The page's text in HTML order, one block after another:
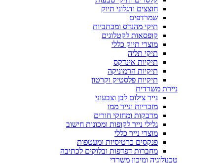
חוצצים ודגלוני תיוק
שמרדפים
תיקי מהנדס ומכתביות
קופסאות לקטלוגים
מוצרי תיוק כללי
תיקי תליה
תיקיות אינדקס
תיקיות הרמוניקה
תיקיות פלסטיק וקרטון
ניירת משרדית
נייר צילום לבן וצבעוני
מזכריות ונייר ממו
מדבקות ומחזקי חורים
גלילי נייר לקופות ומכונות חישוב
מוצרי נייר כללי
פנקסים כרטיסיות ומעטפות
מחברות דפדפות ובלוקים לכתיבה
טכנולוגיה ומיכון משרדי